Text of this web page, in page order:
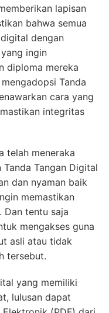
lapisan
bahwa semua
dengan
ingin
diploma mereka
Tanda
cara yang
integritas
telah meneraka
Tangan Digital
dan nyaman baik
memastikan
Dan tentu saja
mengakses guna
asli atau tidak
tersebut.
yang memiliki
lulusan dapat